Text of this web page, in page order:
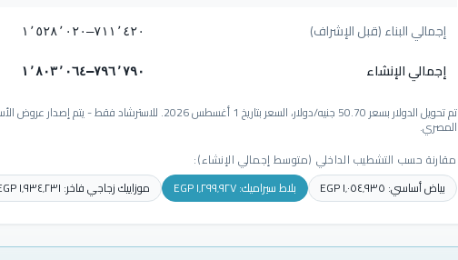
إجمالي البناء (قبل الإشراف) ٧١١٬٤٢٠–١٬٥٢٨٬٠٢٠
إجمالي الإنشاء ٧٩٦٬٧٩٠–١٬٨٠٣٬٠٦٤
تم تحويل الدولار بسعر 50.70 جنيه/دولار، السعر بتاريخ 1 أغسطس 2026. للاسترشاد فقط - يتم
المصري.
مقارنة حسب التشطيب الداخلي (متوسط إجمالي الإنشاء):
بياض أساسي: ١٬٠٥٤٬٩٣٥EGP بلاط سيراميك:١٬٢٩٩٬٩٢٧EGP موزاييك زجاجي فاخر: ١٬٩٣٤٬٢٣١EGP